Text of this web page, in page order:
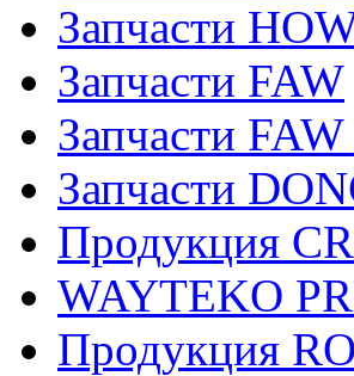
Запчасти
Запчасти FAW
Запчасти FAW
Запчасти
Продукция
WAYTEKO
Продукция